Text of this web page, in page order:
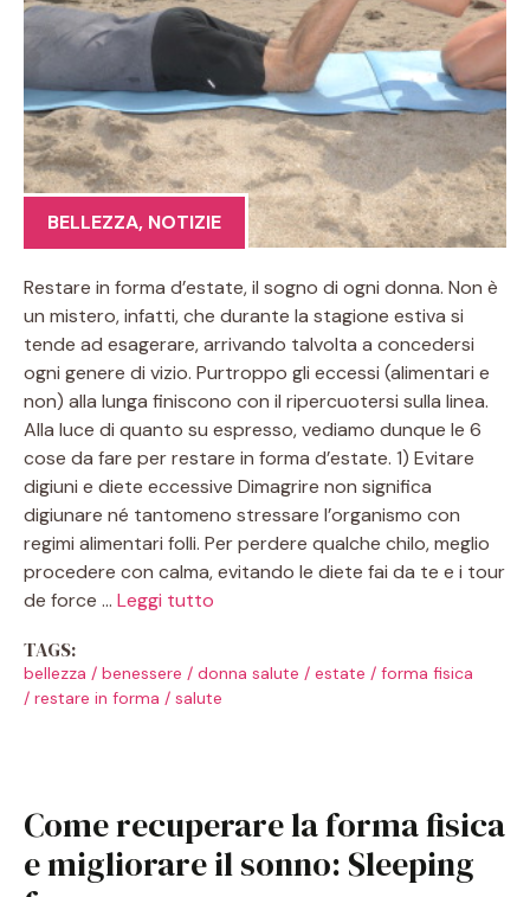
BELLEZZA, NOTIZIE
Restare in forma d’estate, il sogno di ogni donna. Non è
un mistero, infatti, che durante la stagione estiva si
tende ad esagerare, arrivando talvolta a concedersi
ogni genere di vizio. Purtroppo gli eccessi (alimentari e
non) alla lunga finiscono con il ripercuotersi sulla linea.
Alla luce di quanto su espresso, vediamo dunque le 6
cose da fare per restare in forma d’estate. 1) Evitare
digiuni e diete eccessive Dimagrire non significa
digiunare né tantomeno stressare l’organismo con
regimi alimentari folli. Per perdere qualche chilo, meglio
procedere con calma, evitando le diete fai da te e i tour
de force … Leggi tutto
TAGS:
bellezza / benessere / donna salute / estate / forma fisica
/ restare in forma / salute
Come recuperare la forma fisica
e migliorare il sonno: Sleeping